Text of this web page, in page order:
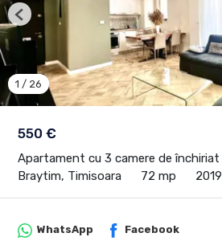
550 €
Apartament cu 3 camere de închiriat
Braytim, Timisoara
72 mp 2019
1 / 26
Previous
WhatsApp Facebook